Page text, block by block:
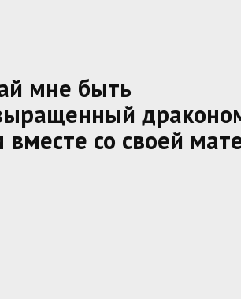
мне быть
вместе со своей